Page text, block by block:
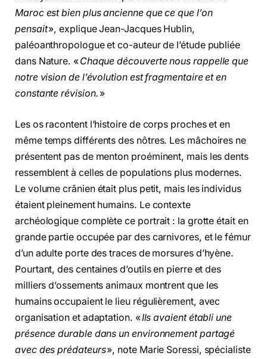
Maroc est bien plus ancienne que ce que l’on
pensait», explique Jean-Jacques Hublin,
paléoanthropologue et co-auteur de l’étude publiée
dans Nature. «Chaque découverte nous rappelle que
notre vision de l’évolution est fragmentaire et en
constante révision. »
Les os racontent l’histoire de corps proches et en
même temps différents des nôtres. Les mâchoires ne
présentent pas de menton proéminent, mais les dents
ressemblent à celles de populations plus modernes.
Le volume crânien était plus petit, mais les individus
étaient pleinement humains. Le contexte
archéologique complète ce portrait : la grotte était en
grande partie occupée par des carnivores, et le fémur
d’un adulte porte des traces de morsures d’hyène.
Pourtant, des centaines d’outils en pierre et des
milliers d’ossements animaux montrent que les
humains occupaient le lieu régulièrement, avec
organisation et adaptation. «Ils avaient établi une
présence durable dans un environnement partagé
avec des prédateurs», note Marie Soressi, spécialiste